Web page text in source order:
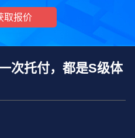
取报价
次托付，都是S级体